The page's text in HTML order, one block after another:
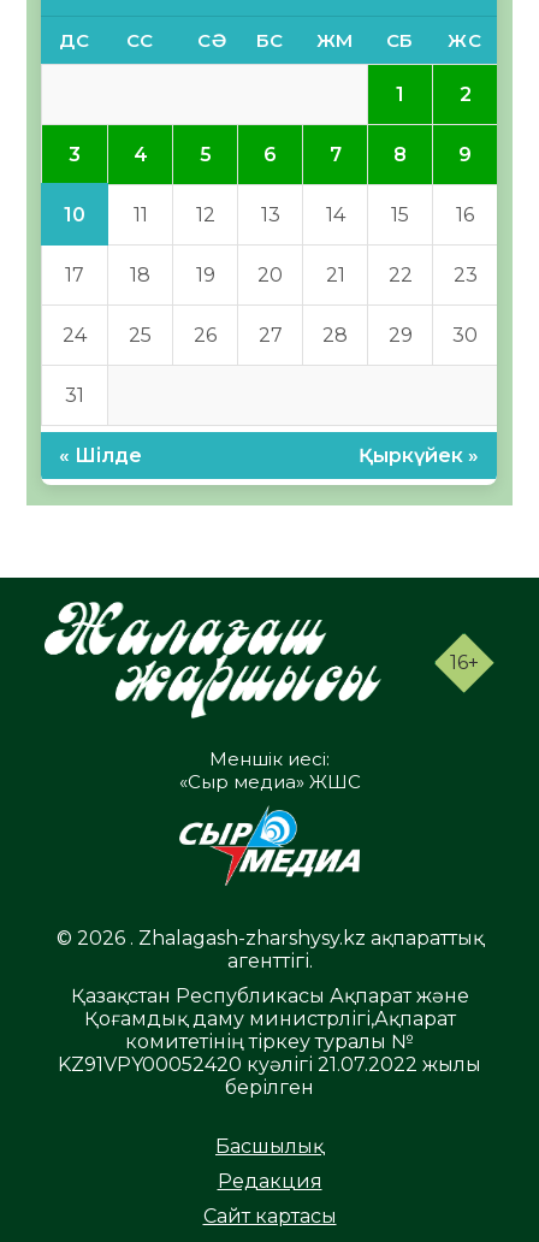
ДС СС СӘ БС ЖМ СБ ЖС
1 2
3 4 5 6 7 8 9
10 11 12 13 14 15 16
17 18 19 20 21 22 23
24 25 26 27 28 29 30
31
« Шілде Қыркүйек »
16+
Меншік иесі:
«Сыр медиа» ЖШС
© 2026 . Zhalagash-zharshysy.kz ақпараттық
агенттігі.
Қазақстан Республикасы Ақпарат және
Қоғамдық даму министрлігі,Ақпарат
комитетінің тіркеу туралы №
KZ91VPY00052420 куәлігі 21.07.2022 жылы
берілген
Басшылық
Редакция
Сайт картасы